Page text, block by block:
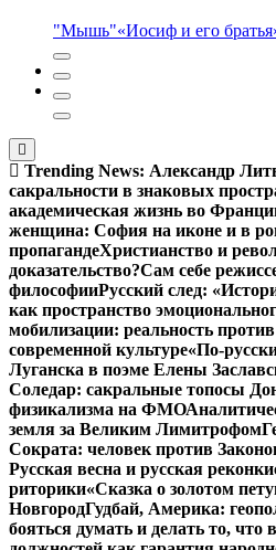
"Мышь"«Иосиф и его
Trending News: Александр
сакральности в знаковых
академическая жизнь во
женщина: София на иконе и в
пропагандеХристианство и
доказательство?Сам себе
философииРусский след:
как пространство
мобилизации: реальность
современной культуре«По-
Луганска в поэме Елены
Соледар: сакральные топосы
физикализма на ФМО
земля за Великим Лимитрофом
Сократа: человек против
Русская весна и русская
риторики«Сказка о золотом
НовгородГудбай, Америка:
бояться думать и делать то,